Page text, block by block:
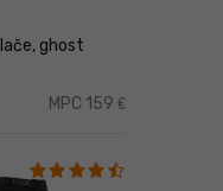
ghost
MPC 159 €